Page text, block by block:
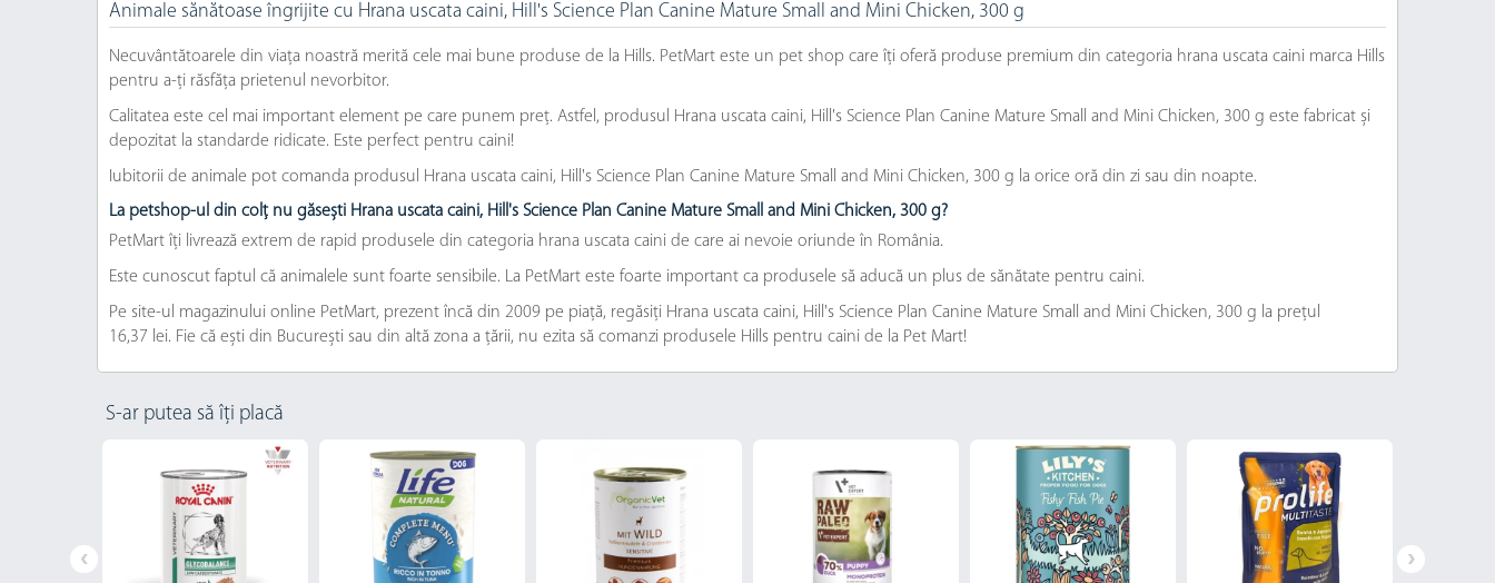
Animale sănătoase îngrijite cu Hrana uscata caini, Hill's Science Plan Canine Mature Small and Mini Chicken, 300 g
Necuvântătoarele din viața noastră merită cele mai bune produse de la Hills. PetMart este un pet shop care îți oferă produse premium din categoria hrana uscata caini marca Hills
pentru a-ți răsfăța prietenul nevorbitor.
Calitatea este cel mai important element pe care punem preț. Astfel, produsul Hrana uscata caini, Hill's Science Plan Canine Mature Small and Mini Chicken, 300 g este fabricat și
depozitat la standarde ridicate. Este perfect pentru caini!
Iubitorii de animale pot comanda produsul Hrana uscata caini, Hill's Science Plan Canine Mature Small and Mini Chicken, 300 g la orice oră din zi sau din noapte.
La petshop-ul din colț nu găsești Hrana uscata caini, Hill's Science Plan Canine Mature Small and Mini Chicken, 300 g?
PetMart îți livrează extrem de rapid produsele din categoria hrana uscata caini de care ai nevoie oriunde în România.
Este cunoscut faptul că animalele sunt foarte sensibile. La PetMart este foarte important ca produsele să aducă un plus de sănătate pentru caini.
Pe site-ul magazinului online PetMart, prezent încă din 2009 pe piață, regăsiți Hrana uscata caini, Hill's Science Plan Canine Mature Small and Mini Chicken, 300 g la prețul
16,37 lei. Fie că ești din București sau din altă zona a țării, nu ezita să comanzi produsele Hills pentru caini de la Pet Mart!
S-ar putea să îți placă